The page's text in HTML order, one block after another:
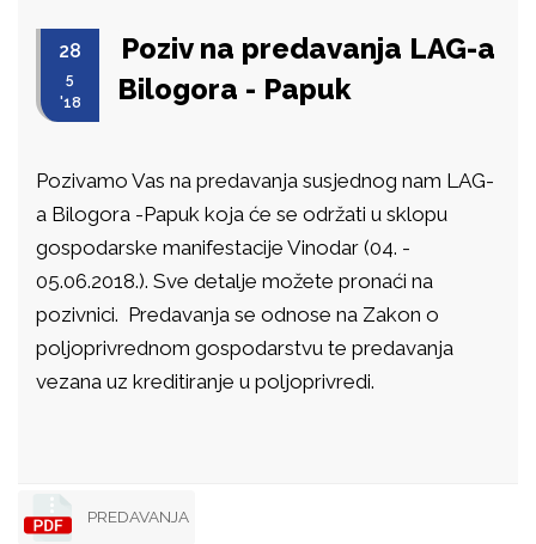
28
5
'18
Poziv na predavanja LAG-a
Bilogora - Papuk
Pozivamo Vas na predavanja susjednog nam LAG-
a Bilogora -Papuk koja će se održati u sklopu
gospodarske manifestacije Vinodar (04. -
05.06.2018.). Sve detalje možete pronaći na
pozivnici. Predavanja se odnose na Zakon o
poljoprivrednom gospodarstvu te predavanja
vezana uz kreditiranje u poljoprivredi.
PREDAVANJA